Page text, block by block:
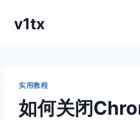
v1tx
实用教程
如何关闭